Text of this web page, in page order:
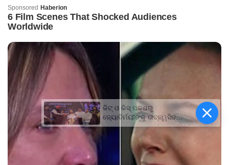
କିଟ୍‍ ଓ କିସ୍‍ ପକ୍ଷରୁ
ଜ୍ୟୋତିର୍ମୟୀଙ୍କୁ ଉଚ୍ଛ୍ୱସିତ
ସମ୍ବର୍ଦ୍ଧନା; ୫ଲକ୍ଷ ଟଙ୍କାର
ପ୍ରୋତ୍ସାହନ ରାଶି ପ୍ରଦାନ